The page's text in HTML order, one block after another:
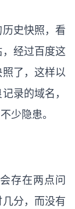
史快照，看
经过百度这
了，这样以
录的域名，
少隐患。
存在两点问
分，而没有